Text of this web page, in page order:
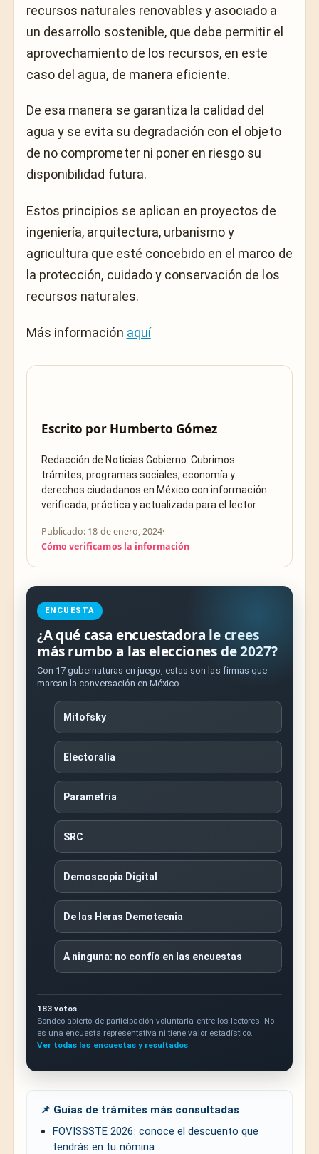
recursos naturales renovables y asociado a
un desarrollo sostenible, que debe permitir el
aprovechamiento de los recursos, en este
caso del agua, de manera eficiente.
De esa manera se garantiza la calidad del
agua y se evita su degradación con el objeto
de no comprometer ni poner en riesgo su
disponibilidad futura.
Estos principios se aplican en proyectos de
ingeniería, arquitectura, urbanismo y
agricultura que esté concebido en el marco de
la protección, cuidado y conservación de los
recursos naturales.
Más información aquí
Escrito por Humberto Gómez
Redacción de Noticias Gobierno. Cubrimos
trámites, programas sociales, economía y
derechos ciudadanos en México con información
verificada, práctica y actualizada para el lector.
Publicado: 18 de enero, 2024·
Cómo verificamos la información
ENCUESTA
¿A qué casa encuestadora le crees
más rumbo a las elecciones de 2027?
Con 17 gubernaturas en juego, estas son las firmas que
marcan la conversación en México.
Mitofsky
Electoralia
Parametría
SRC
Demoscopia Digital
De las Heras Demotecnia
A ninguna: no confío en las encuestas
183 votos
Sondeo abierto de participación voluntaria entre los lectores. No
es una encuesta representativa ni tiene valor estadístico.
Ver todas las encuestas y resultados
📌 Guías de trámites más consultadas
FOVISSSTE 2026: conoce el descuento que
tendrás en tu nómina